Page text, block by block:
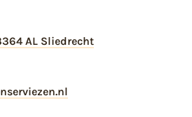
AL Sliedrecht